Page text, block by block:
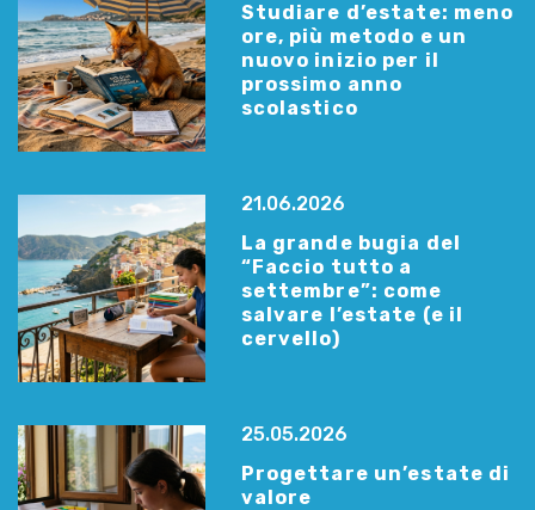
Studiare d’estate: meno
ore, più metodo e un
nuovo inizio per il
prossimo anno
scolastico
21.06.2026
La grande bugia del
“Faccio tutto a
settembre”: come
salvare l’estate (e il
cervello)
25.05.2026
Progettare un’estate di
valore